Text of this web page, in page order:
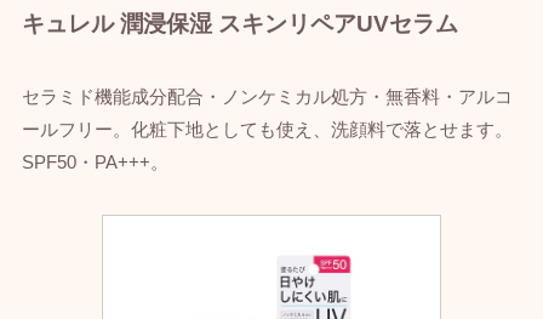
キュレル 潤浸保湿 スキンリペアUVセラム
セラミド機能成分配合・ノンケミカル処方・無香料・アルコ
ールフリー。化粧下地としても使え、洗顔料で落とせます。
SPF50・PA+++。